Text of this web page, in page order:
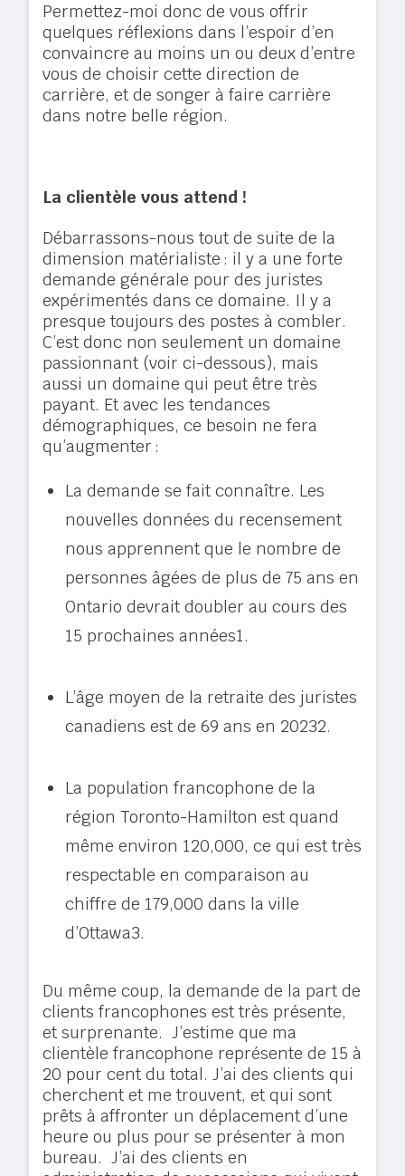
Permettez-moi donc de vous offrir
quelques réflexions dans l’espoir d’en
convaincre au moins un ou deux d’entre
vous de choisir cette direction de
carrière, et de songer à faire carrière
dans notre belle région.
La clientèle vous attend !
Débarrassons-nous tout de suite de la
dimension matérialiste : il y a une forte
demande générale pour des juristes
expérimentés dans ce domaine. Il y a
presque toujours des postes à combler.
C’est donc non seulement un domaine
passionnant (voir ci-dessous), mais
aussi un domaine qui peut être très
payant. Et avec les tendances
démographiques, ce besoin ne fera
qu’augmenter :
La demande se fait connaître. Les
nouvelles données du recensement
nous apprennent que le nombre de
personnes âgées de plus de 75 ans en
Ontario devrait doubler au cours des
15 prochaines années1.
L’âge moyen de la retraite des juristes
canadiens est de 69 ans en 20232.
La population francophone de la
région Toronto-Hamilton est quand
même environ 120,000, ce qui est très
respectable en comparaison au
chiffre de 179,000 dans la ville
d’Ottawa3.
Du même coup, la demande de la part de
clients francophones est très présente,
et surprenante. J’estime que ma
clientèle francophone représente de 15 à
20 pour cent du total. J’ai des clients qui
cherchent et me trouvent, et qui sont
prêts à affronter un déplacement d’une
heure ou plus pour se présenter à mon
bureau. J’ai des clients en